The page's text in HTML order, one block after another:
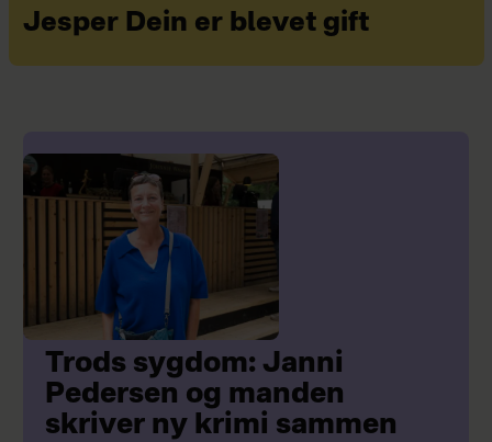
Jesper Dein er blevet gift
Trods sygdom: Janni
Pedersen og manden
skriver ny krimi sammen